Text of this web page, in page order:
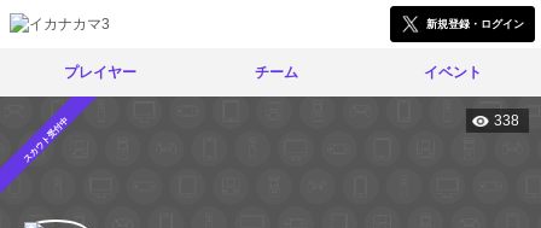
新規登録・ログイン
プレイヤー チーム イベント
スカウト受付中 338